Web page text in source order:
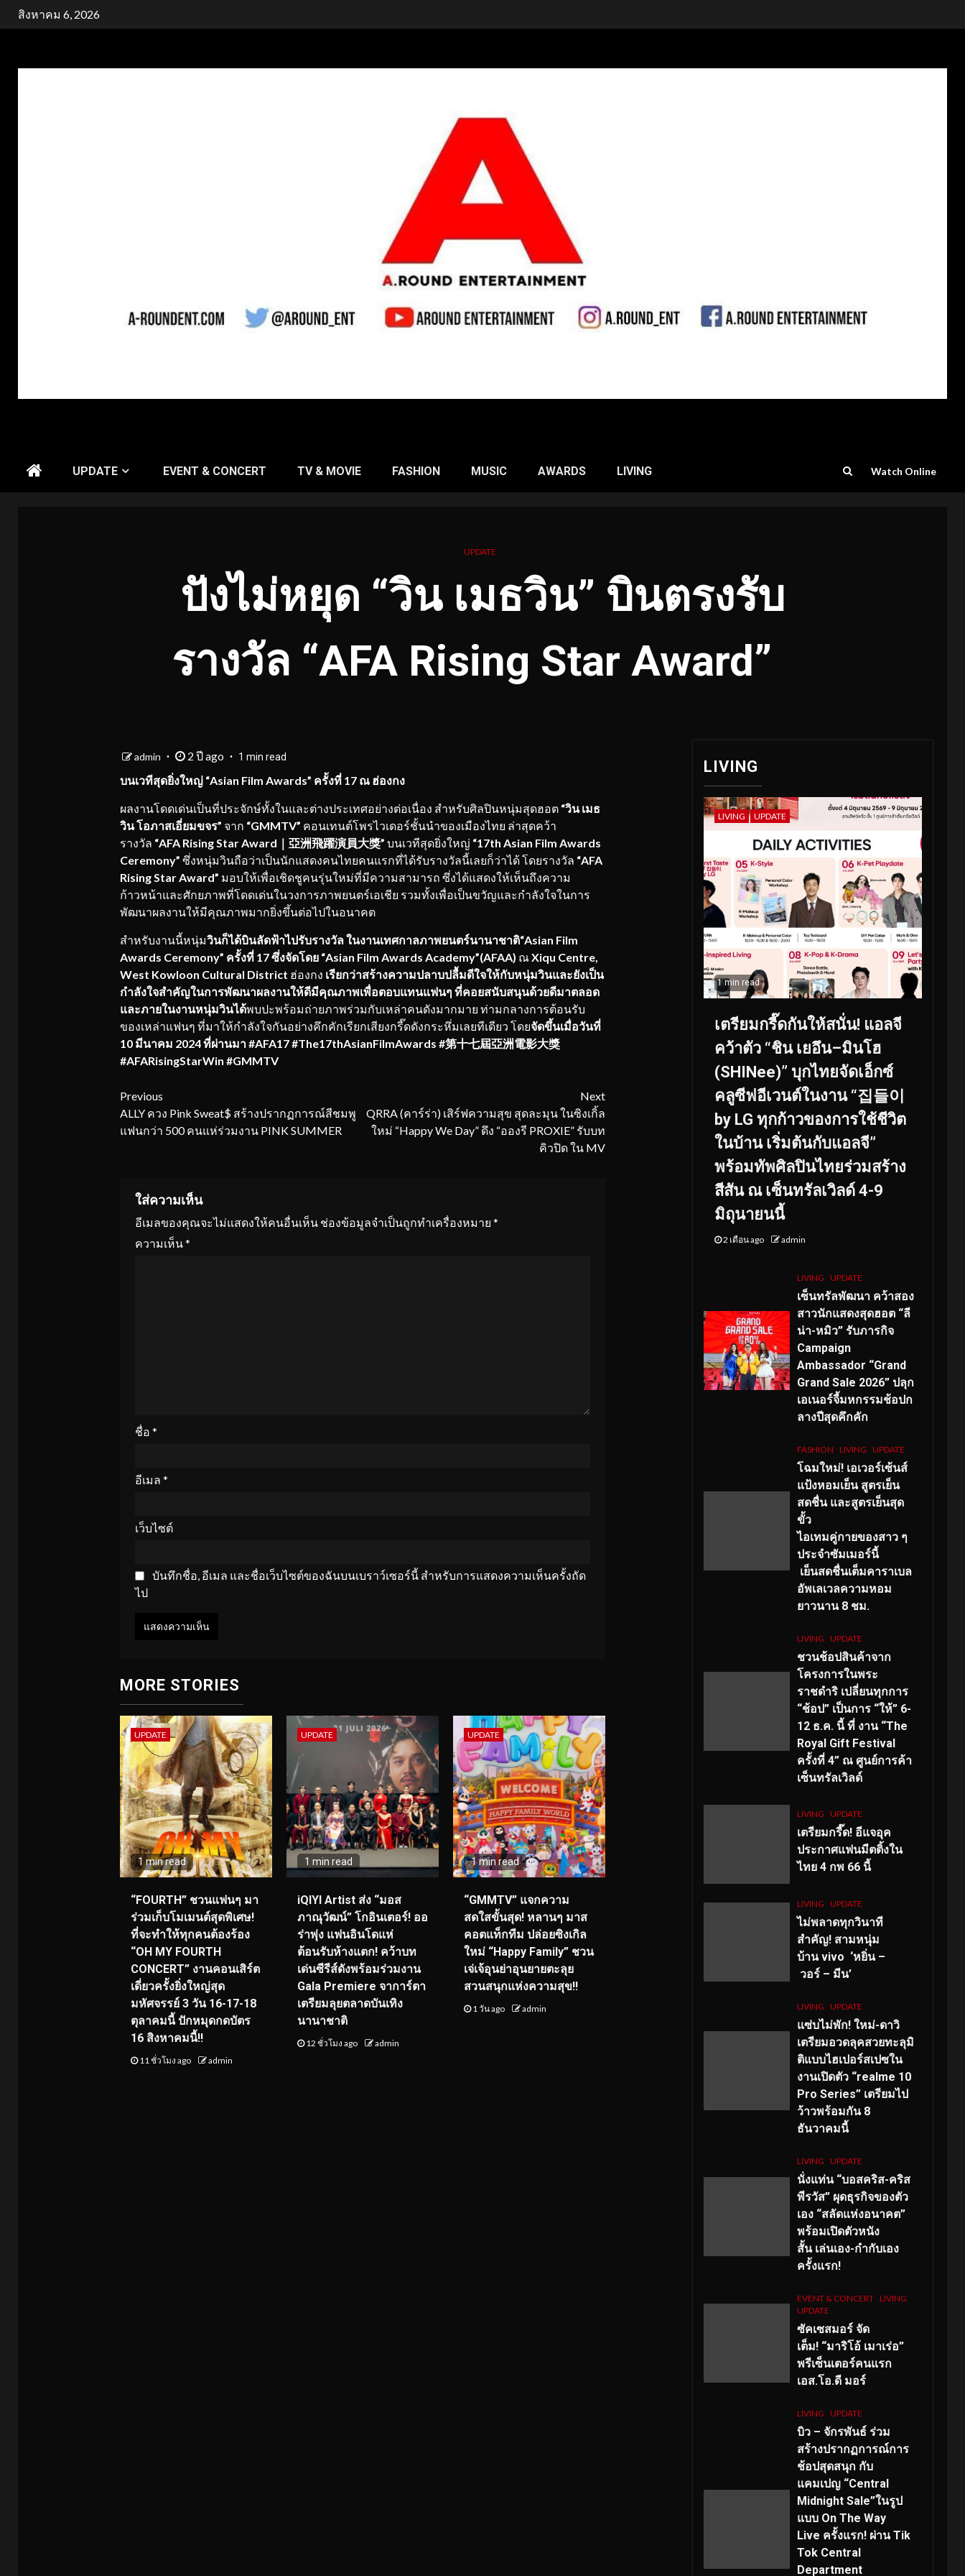
Skipสิงหาคม 6, 2026
UPDATE EVENT & CONCERT TV & MOVIE FASHION MUSIC AWARDS LIVING Watch Online
UPDATE
ปังไม่หยุด “วิน เมธวิน” บินตรงรับ
รางวัล “AFA Rising Star Award”
admin 2 ปี ago 1 min read
บนเวทีสุดยิ่งใหญ่ “Asian Film Awards” ครั้งที่ 17 ณ ฮ่องกง
ผลงานโดดเด่นเป็นที่ประจักษ์ทั้งในและต่างประเทศอย่างต่อเนื่อง สำหรับศิลปินหนุ่มสุดฮอต “วิน เมธ
วิน โอภาสเอี่ยมขจร” จาก “GMMTV” คอนเทนต์โพรไวเดอร์ชั้นนำของเมืองไทย ล่าสุดคว้า
รางวัล “AFA Rising Star Award｜亞洲飛躍演員大獎” บนเวทีสุดยิ่งใหญ่ “17th Asian Film Awards
Ceremony” ซึ่งหนุ่มวินถือว่าเป็นนักแสดงคนไทยคนแรกที่ได้รับรางวัลนี้เลยก็ว่าได้ โดยรางวัล “AFA
Rising Star Award” มอบให้เพื่อเชิดชูคนรุ่นใหม่ที่มีความสามารถ ซึ่งได้แสดงให้เห็นถึงความ
ก้าวหน้าและศักยภาพที่โดดเด่นในวงการภาพยนตร์เอเชีย รวมทั้งเพื่อเป็นขวัญและกำลังใจในการ
พัฒนาผลงานให้มีคุณภาพมากยิ่งขึ้นต่อไปในอนาคต
สำหรับงานนี้หนุ่มวินก็ได้บินลัดฟ้าไปรับรางวัล ในงานเทศกาลภาพยนตร์นานาชาติ“Asian Film
Awards Ceremony” ครั้งที่ 17ซึ่งจัดโดย “Asian Film Awards Academy”(AFAA) ณXiqu Centre,
West Kowloon Cultural District ฮ่องกง เรียกว่าสร้างความปลาบปลื้มดีใจให้กับหนุ่มวินและยังเป็น
กำลังใจสำคัญในการพัฒนาผลงานให้ดีมีคุณภาพเพื่อตอบแทนแฟนๆ ที่คอยสนับสนุนด้วยดีมาตลอด
และภายในงานหนุ่มวินได้พบปะพร้อมถ่ายภาพร่วมกับเหล่าคนดังมากมาย ท่ามกลางการต้อนรับ
ของเหล่าแฟนๆ ที่มาให้กำลังใจกันอย่างคึกคักเรียกเสียงกรี๊ดดังกระหึ่มเลยทีเดียว โดยจัดขึ้นเมื่อวันที่
10 มีนาคม 2024 ที่ผ่านมา#AFA17 #The17thAsianFilmAwards #第十七屆亞洲電影大獎
#AFARisingStarWin #GMMTV
Continue
Reading
Previous
ALLY ควง Pink Sweat$ สร้างปรากฏการณ์สีชมพู
แฟนกว่า 500 คนแห่ร่วมงาน PINK SUMMER
Next
QRRA (คาร์ร่า) เสิร์ฟความสุข สุดละมุน ในซิงเกิ้ล
ใหม่ “Happy We Day” ดึง “อองรี PROXIE” รับบท
คิวปิด ใน MV
ใส่ความเห็น
อีเมลของคุณจะไม่แสดงให้คนอื่นเห็น ช่องข้อมูลจำเป็นถูกทำเครื่องหมาย *
ความเห็น*
ชื่อ *
อีเมล *
เว็บไซต์
บันทึกชื่อ, อีเมล และชื่อเว็บไซต์ของฉันบนเบราว์เซอร์นี้ สำหรับการแสดงความเห็นครั้งถัด
ไป
MORE STORIES
UPDATE
1 min read
“FOURTH” ชวนแฟนๆ มา
ร่วมเก็บโมเมนต์สุดพิเศษ!
ที่จะทำให้ทุกคนต้องร้อง
“OH MY FOURTH
CONCERT” งานคอนเสิร์ต
เดี่ยวครั้งยิ่งใหญ่สุด
มหัศจรรย์ 3 วัน 16-17-18
ตุลาคมนี้ ปักหมุดกดบัตร
16 สิงหาคมนี้!!
11 ชั่วโมง ago admin
UPDATE
1 min read
iQIYI Artist ส่ง “มอส
ภาณุวัฒน์” โกอินเตอร์! ออ
ร่าพุ่ง แฟนอินโดแห่
ต้อนรับห้างแตก! คว้าบท
เด่นซีรีส์ดังพร้อมร่วมงาน
Gala Premiere จาการ์ตา
เตรียมลุยตลาดบันเทิง
นานาชาติ
12 ชั่วโมง ago admin
UPDATE
1 min read
“GMMTV” แจกความ
สดใสขั้นสุด! หลานๆ มาส
คอตแท็กทีม ปล่อยซิงเกิล
ใหม่ “Happy Family” ชวน
เจ่เจ้อุนย่าอุนยายตะลุย
สวนสนุกแห่งความสุข!!
1 วัน ago admin
LIVING
LIVING UPDATE
1 min read
เตรียมกรี๊ดกันให้สนั่น! แอลจี
คว้าตัว “ชิน เยอึน–มินโฮ
(SHINee)” บุกไทยจัดเอ็กซ์
คลูซีฟอีเวนต์ในงาน “집들이
by LG ทุกก้าวของการใช้ชีวิต
ในบ้าน เริ่มต้นกับแอลจี”
พร้อมทัพศิลปินไทยร่วมสร้าง
สีสัน ณ เซ็นทรัลเวิลด์ 4-9
มิถุนายนนี้
2 เดือน ago admin
LIVING UPDATE
เซ็นทรัลพัฒนา คว้าสอง
สาวนักแสดงสุดฮอต “ลี
น่า-หมิว” รับภารกิจ
Campaign
Ambassador “Grand
Grand Sale 2026” ปลุก
เอเนอร์จี้มหกรรมช้อปก
ลางปีสุดคึกคัก
FASHION LIVING UPDATE
โฉมใหม่! เอเวอร์เซ้นส์
แป้งหอมเย็น สูตรเย็น
สดชื่น และสูตรเย็นสุด
ขั้ว
ไอเทมคู่กายของสาว ๆ
ประจำซัมเมอร์นี้
เย็นสดชื่นเต็มคาราเบล
อัพเลเวลความหอม
ยาวนาน 8 ชม.
LIVING UPDATE
ชวนช้อปสินค้าจาก
โครงการในพระ
ราชดำริ เปลี่ยนทุกการ
“ช้อป” เป็นการ “ให้” 6-
12 ธ.ค. นี้ ที่ งาน “The
Royal Gift Festival
ครั้งที่ 4” ณ ศูนย์การค้า
เซ็นทรัลเวิลด์
LIVING UPDATE
เตรียมกรี๊ด! อีแจอุค
ประกาศแฟนมีตติ้งใน
ไทย 4 กพ 66 นี้
LIVING UPDATE
ไม่พลาดทุกวินาที
สำคัญ! สามหนุ่ม
บ้าน vivo ‘หยิ่น –
วอร์ – มีน’
LIVING UPDATE
แซ่บไม่พัก! ใหม่-ดาวิ
เตรียมอวดลุคสวยทะลุมิ
ติแบบไฮเปอร์สเปซใน
งานเปิดตัว “realme 10
Pro Series” เตรียมไป
ว้าวพร้อมกัน 8
ธันวาคมนี้
LIVING UPDATE
นั่งแท่น “บอสคริส-คริส
พีรวัส” ผุดธุรกิจของตัว
เอง “สลัดแห่งอนาคต”
พร้อมเปิดตัวหนัง
สั้น เล่นเอง-กำกับเอง
ครั้งแรก!
EVENT & CONCERT LIVING
UPDATE
ซัคเซสมอร์ จัด
เต็ม! “มาริโอ้ เมาเร่อ”
พรีเซ็นเตอร์คนแรก
เอส.โอ.ดี มอร์
LIVING UPDATE
บิว – จักรพันธ์ ร่วม
สร้างปรากฏการณ์การ
ช้อปสุดสนุก กับ
แคมเปญ “Central
Midnight Sale”ในรูป
แบบ On The Way
Live ครั้งแรก! ผ่าน Tik
Tok Central
Department